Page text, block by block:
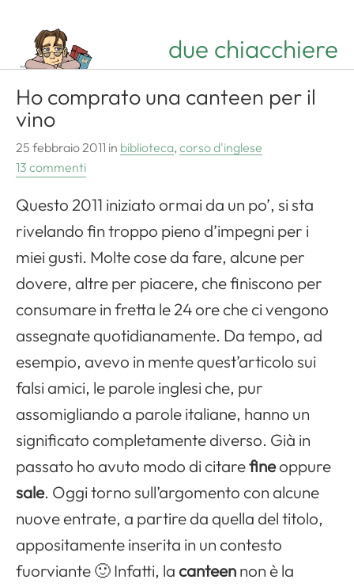
due chiacchiere
Ho comprato una canteen per il
vino
25 febbraio 2011 in biblioteca, corso d'inglese
13 commenti
Questo 2011 iniziato ormai da un po’, si sta
rivelando fin troppo pieno d’impegni per i
miei gusti. Molte cose da fare, alcune per
dovere, altre per piacere, che finiscono per
consumare in fretta le 24 ore che ci vengono
assegnate quotidianamente. Da tempo, ad
esempio, avevo in mente quest’articolo sui
falsi amici, le parole inglesi che, pur
assomigliando a parole italiane, hanno un
significato completamente diverso. Già in
passato ho avuto modo di citarefineoppure
sale. Oggi torno sull’argomento con alcune
nuove entrate, a partire da quella del titolo,
appositamente inserita in un contesto
fuorviante 🙂 Infatti, lacanteennon è la